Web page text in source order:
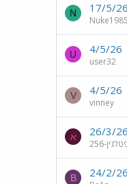
17/5/26
Nuke1985
N
4/5/26
user32
U
4/5/26
vinney
V
26/3/26
256
א
24/2/26
B